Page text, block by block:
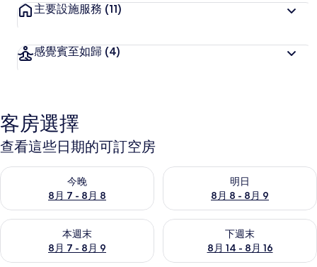
主要設施服務 (11)
感覺賓至如歸 (4)
客房選擇
查看這些日期的可訂空房
今晚
8月 7 - 8月 8
查看今晚 8月 7 - 8月 8的可訂空房
明日
8月 8 - 8月 9
查看明日 8月 8 - 8月 9的可訂
本週末
8月 7 - 8月 9
查看本週末 8月 7 - 8月 9的可訂空房
下週末
8月 14 - 8月 16
查看下週末 8月 14 - 8月 16的